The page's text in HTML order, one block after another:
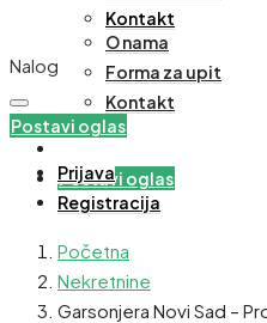
O nama
Forma za upit
Kontakt
Postavi oglas
Kontakt
Nalog
Postavi oglas
Prijava
Registracija
Početna
Nekretnine
Garsonjera Novi Sad –